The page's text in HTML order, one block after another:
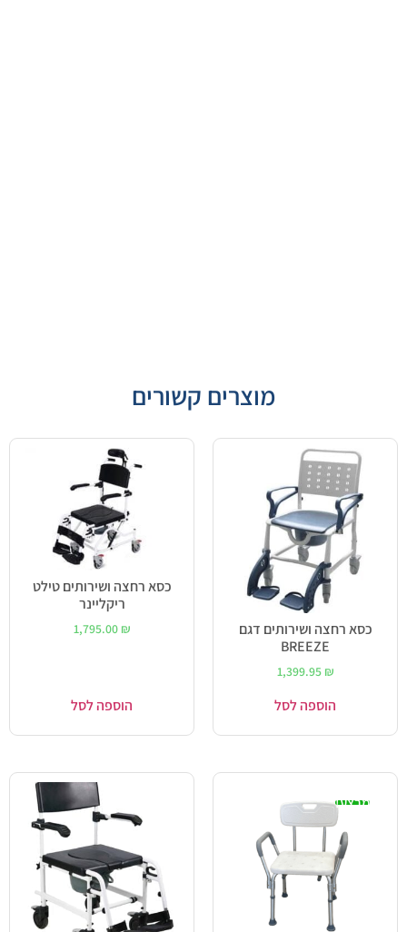
מוצרים קשורים
כסא רחצה ושירותים דגם
BREEZE
1,399.95 ₪
הוספה לסל
כסא רחצה ושירותים טילט
ריקליינר
1,795.00 ₪
הוספה לסל
מבצע!